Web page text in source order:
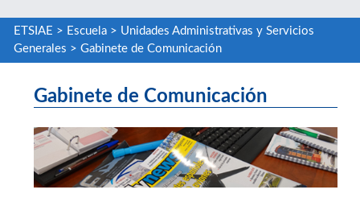
ETSIAE > Escuela> Unidades Administrativas y Servicios
Generales > Gabinete de Comunicación
Gabinete de Comunicación